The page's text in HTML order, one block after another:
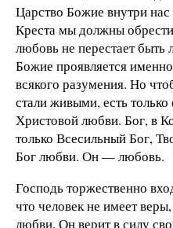
Царство Божие внутри
Креста мы должны
любовь не перестает
Божие проявляется
всякого разумения. Но
стали живыми, есть
Христовой любви. Бог, в
только Всесильный Бог,
Бог любви. Он — любовь.
Господь торжественно
что человек не имеет
любви. Он верит в силу